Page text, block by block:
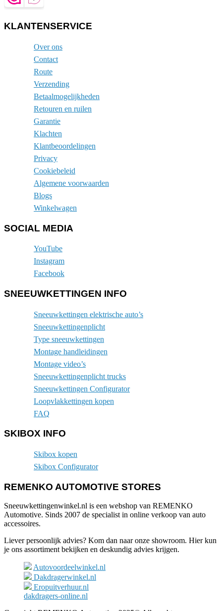
KLANTENSERVICE
Over ons
Contact
Route
Verzending
Betaalmogelijkheden
Retouren en ruilen
Garantie
Klachten
Klantbeoordelingen
Privacy
Cookiebeleid
Algemene voorwaarden
Blogs
Winkelwagen
SOCIAL MEDIA
YouTube
Instagram
Facebook
SNEEUWKETTINGEN INFO
Sneeuwkettingen elektrische auto’s
Sneeuwkettingenplicht
Type sneeuwkettingen
Montage handleidingen
Montage video’s
Sneeuwkettingenplicht trucks
Sneeuwkettingen Configurator
Loopvlakkettingen kopen
FAQ
SKIBOX INFO
Skibox kopen
Skibox Configurator
REMENKO AUTOMOTIVE STORES
Sneeuwkettingenwinkel.nl is een webshop van REMENKO
Automotive. Sinds 2007 de specialist in online verkoop van auto
accessoires.
Liever persoonlijk advies? Kom dan naar onze showroom. Hier kun
je ons assortiment bekijken en deskundig advies krijgen.
Autovoordeelwinkel.nl
Dakdragerwinkel.nl
Eropuitverhuur.nl
dakdragers-online.nl